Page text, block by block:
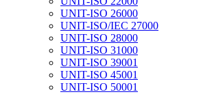
UNIT-ISO 26000
UNIT-ISO/IEC 27000
UNIT-ISO 28000
UNIT-ISO 31000
UNIT-ISO 39001
UNIT-ISO 45001
UNIT-ISO 50001